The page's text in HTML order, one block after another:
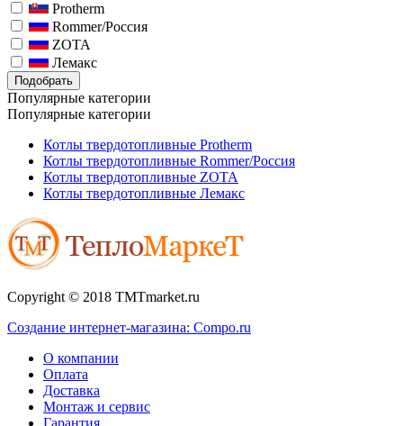
Protherm
Rommer/Россия
ZOTA
Лемакс
Подобрать
Популярные категории
Популярные категории
Котлы твердотопливные Protherm
Котлы твердотопливные Rommer/Россия
Котлы твердотопливные ZOTA
Котлы твердотопливные Лемакс
Copyright © 2018 TMTmarket.ru
Создание интернет-магазина: Compo.ru
О компании
Оплата
Доставка
Монтаж и сервис